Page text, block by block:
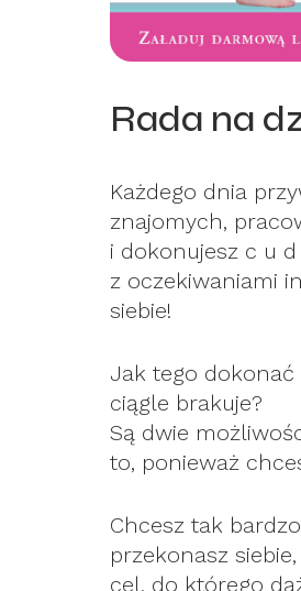
Rada na
Każdego dnia
znajomych,
i dokonujesz c u
z oczekiwaniami
siebie!
Jak tego dokonać
ciągle brakuje?
Są dwie
to, ponieważ
Chcesz tak
przekonasz
cel, do którego